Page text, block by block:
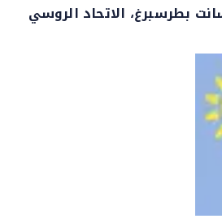
بطرسبرغ، الاتحاد الروسي